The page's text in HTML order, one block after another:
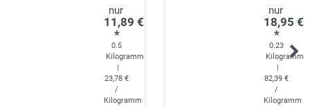
11,89 €
*
0.5
Kilogramm
|
23,78 €
/
Kilogramm
18,95 €
*
0.23
Kilogramm
|
82,39 €
/
Kilogramm